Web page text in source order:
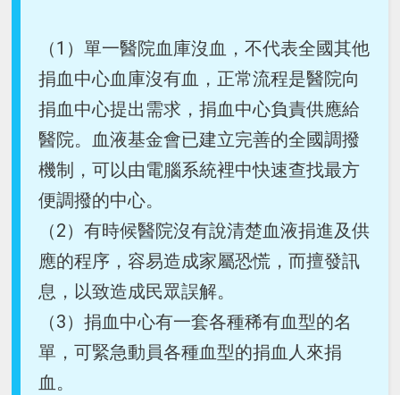
（1）單一醫院血庫沒血，不代表全國其他
捐血中心血庫沒有血，正常流程是醫院向
捐血中心提出需求，捐血中心負責供應給
醫院。血液基金會已建立完善的全國調撥
機制，可以由電腦系統裡中快速查找最方
便調撥的中心。
（2）有時候醫院沒有說清楚血液捐進及供
應的程序，容易造成家屬恐慌，而擅發訊
息，以致造成民眾誤解。
（3）捐血中心有一套各種稀有血型的名
單，可緊急動員各種血型的捐血人來捐
血。